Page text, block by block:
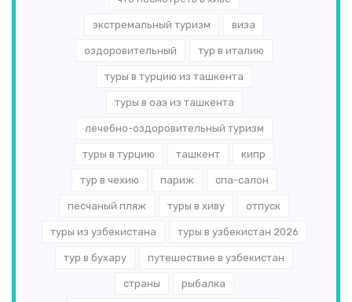
экстремальный туризм виза
оздоровительный тур в италию
туры в турцию из ташкента
туры в оаэ из ташкента
лечебно-оздоровительный туризм
туры в турцию ташкент кипр
тур в чехию париж спа-салон
песчаный пляж туры в хиву отпуск
туры из узбекистана туры в узбекистан 2026
тур в бухару путешествие в узбекистан
страны рыбалка